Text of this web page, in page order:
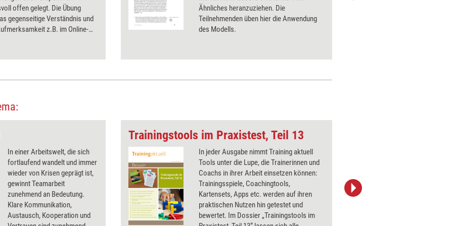
offen gelegt. Die Übung
gegenseitige Verständnis und
z.B. im Online-
Ähnliches heranzuziehen. Die
Teilnehmenden üben hier die Anwendung
des Modells.
In einer Arbeitswelt, die sich
fortlaufend wandelt und immer
wieder von Krisen geprägt ist,
gewinnt Teamarbeit
zunehmend an Bedeutung.
Klare Kommunikation,
Austausch, Kooperation und
Trainingstools im Praxistest, Teil 13
In jeder Ausgabe nimmt Training aktuell
Tools unter die Lupe, die Trainerinnen und
Coachs in ihrer Arbeit einsetzen können:
Trainingsspiele, Coachingtools,
Kartensets, Apps etc. werden auf ihren
praktischen Nutzen hin getestet und
bewertet. Im Dossier „Trainingstools im